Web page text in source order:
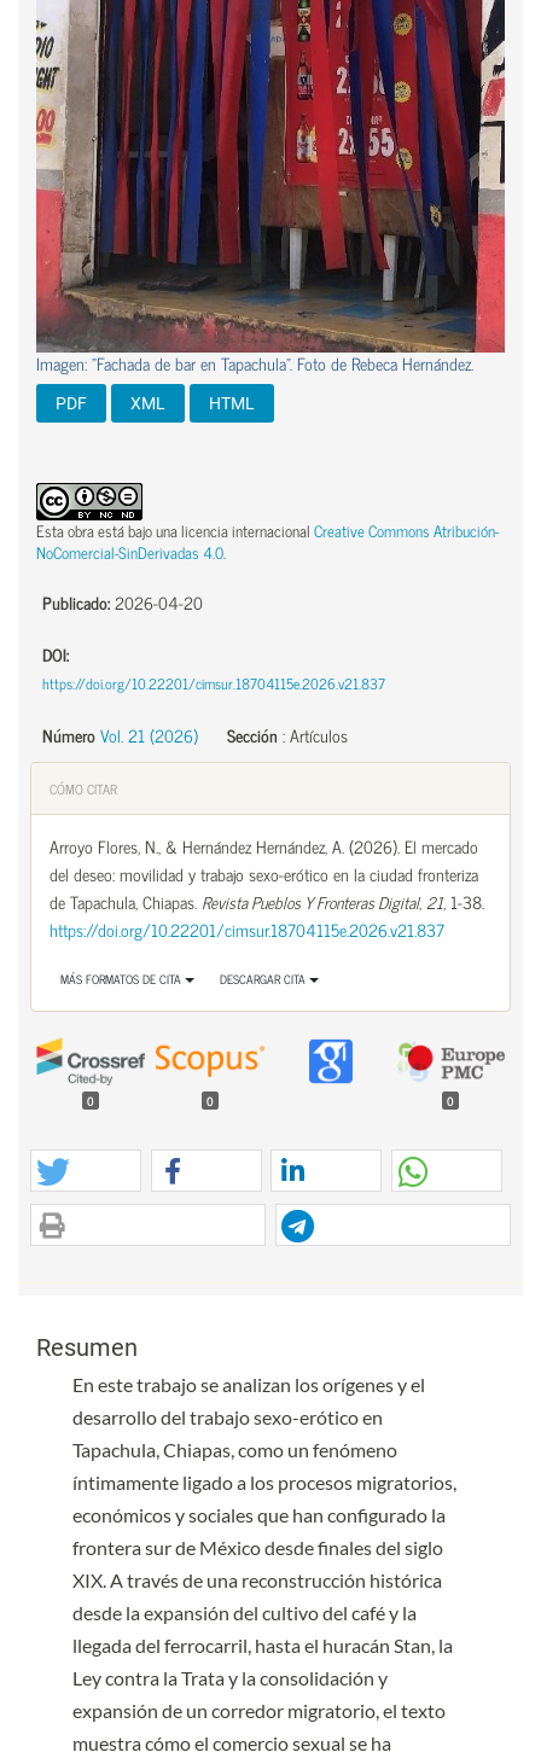
Imagen: "Fachada de bar en Tapachula". Foto de Rebeca Hernández.
PDF XML HTML
Esta obra está bajo una licencia internacionalCreative Commons Atribución-
NoComercial-SinDerivadas 4.0.
Publicado:2026-04-20
DOI:
https://doi.org/10.22201/cimsur.18704115e.2026.v21.837
NúmeroVol. 21 (2026) Sección :Artículos
CÓMO CITAR
Arroyo Flores, N., & Hernández Hernández, A. (2026). El mercado
del deseo: movilidad y trabajo sexo-erótico en la ciudad fronteriza
de Tapachula, Chiapas. Revista Pueblos Y Fronteras Digital,21, 1-38.
https://doi.org/10.22201/cimsur.18704115e.2026.v21.837
MÁS FORMATOS DE CITA DESCARGAR CITA
0 0 0
Resumen
En este trabajo se analizan los orígenes y el
desarrollo del trabajo sexo-erótico en
Tapachula, Chiapas, como un fenómeno
íntimamente ligado a los procesos migratorios,
económicos y sociales que han configurado la
frontera sur de México desde finales del siglo
XIX. A través de una reconstrucción histórica
desde la expansión del cultivo del café y la
llegada del ferrocarril, hasta el huracán Stan, la
Ley contra la Trata y la consolidación y
expansión de un corredor migratorio, el texto
muestra cómo el comercio sexual se ha